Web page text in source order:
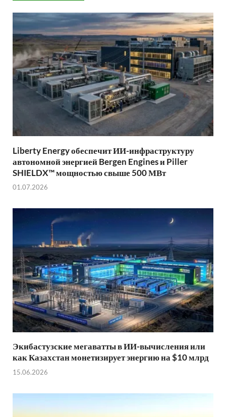
Liberty Energy обеспечит ИИ-инфраструктуру
автономной энергией Bergen Engines и Piller
SHIELDX™ мощностью свыше 500 МВт
01.07.2026
Экибастузские мегаватты в ИИ-вычисления или
как Казахстан монетизирует энергию на $10 млрд
15.06.2026